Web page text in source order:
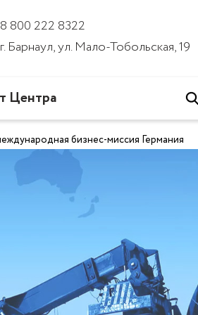
8 800 222 8322
г. Барнаул, ул. Мало-Тобольская, 19
Центра
бизнес-миссия Германия